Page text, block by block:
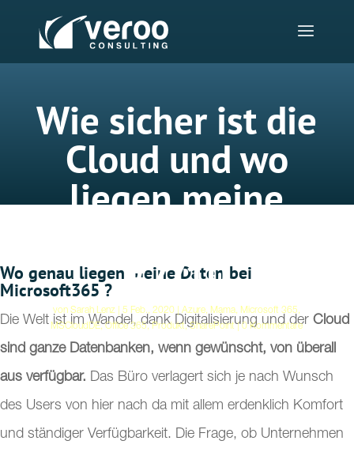
Wie sicher ist die
Cloud und wo
liegen meine
#2/10
vonSarah Lenz 5 Feb., 2020 Azure, Mama, Microsoft 365,
MSCloudDE,Office 365,Produkt,SharePoint 0 Kommentare
Wo genau liegen meine Daten bei
Microsoft365 ?
Die Welt ist im Wandel, dank Digitalisierung und der Cloud
sind ganze Datenbanken, wenn gewünscht, von überall
aus verfügbar. Das Büro verlagert sich je nach Wunsch
des Users von hier nach da mit allem erdenklich Komfort
und ständiger Verfügbarkeit. Die Frage, ob Unternehmen